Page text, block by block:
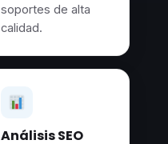
soportes de alta
calidad.
Análisis SEO